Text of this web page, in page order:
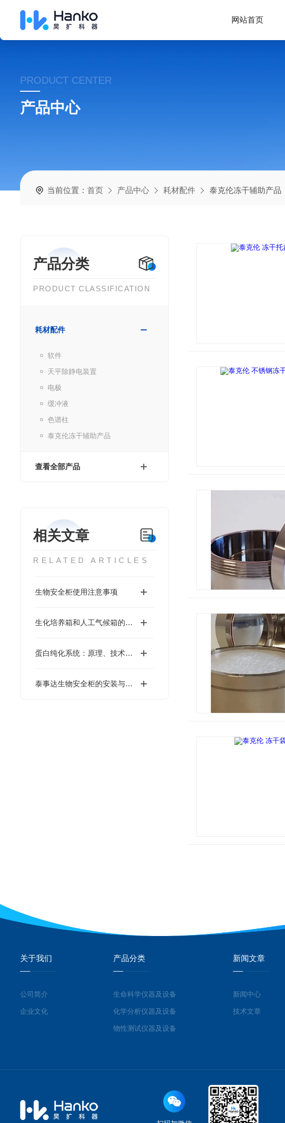
网站首页
PRODUCT CENTER
产品中心
当前位置：首页 产品中心 耗材配件 泰克伦冻干辅助产品
产品分类
PRODUCT CLASSIFICATION
耗材配件
软件
天平除静电装置
电极
缓冲液
色谱柱
泰克伦冻干辅助产品
查看全部产品
相关文章
RELATED ARTICLES
生物安全柜使用注意事项
生化培养箱和人工气候箱的差异
蛋白纯化系统：原理、技术与挑战
泰事达生物安全柜的安装与日常维护指南
关于我们
公司简介
企业文化
产品分类
生命科学仪器及设备
化学分析仪器及设备
物性测试仪器及设备
新闻文章
新闻中心
技术文章